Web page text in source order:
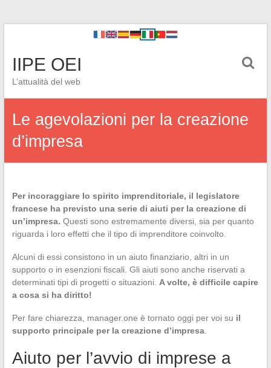
IIPE OEI
L’attualità del web
Le agevolazioni per la creazione
d’impresa
Per incoraggiare lo spirito imprenditoriale, il legislatore
francese ha previsto una serie di aiuti per la creazione di
un’impresa. Questi sono estremamente diversi, sia per quanto
riguarda i loro effetti che il tipo di imprenditore coinvolto.
Alcuni di essi consistono in un aiuto finanziario, altri in un
supporto o in esenzioni fiscali. Gli aiuti sono anche riservati a
determinati tipi di progetti o situazioni. A volte, è difficile capire
a cosa si ha diritto!
Per fare chiarezza, manager.one è tornato oggi per voi su il
supporto principale per la creazione d’impresa.
Aiuto per l’avvio di imprese a